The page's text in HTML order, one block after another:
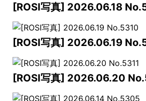
[ROSI写真] 2026.06.18
[ROSI写真] 2026.06.19
[ROSI写真] 2026.06.20